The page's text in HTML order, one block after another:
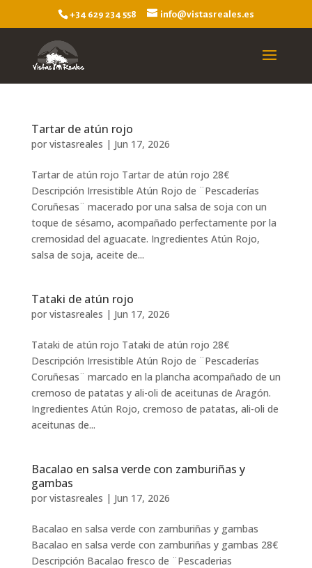
+34 629 234 558 info@vistasreales.es
Tartar de atún rojo
por vistasreales | Jun 17, 2026
Tartar de atún rojo Tartar de atún rojo 28€
Descripción Irresistible Atún Rojo de ¨Pescaderías
Coruñesas¨ macerado por una salsa de soja con un
toque de sésamo, acompañado perfectamente por la
cremosidad del aguacate. Ingredientes Atún Rojo,
salsa de soja, aceite de...
Tataki de atún rojo
por vistasreales | Jun 17, 2026
Tataki de atún rojo Tataki de atún rojo 28€
Descripción Irresistible Atún Rojo de ¨Pescaderías
Coruñesas¨ marcado en la plancha acompañado de un
cremoso de patatas y ali-oli de aceitunas de Aragón.
Ingredientes Atún Rojo, cremoso de patatas, ali-oli de
aceitunas de...
Bacalao en salsa verde con zamburiñas y
gambas
por vistasreales | Jun 17, 2026
Bacalao en salsa verde con zamburiñas y gambas
Bacalao en salsa verde con zamburiñas y gambas 28€
Descripción Bacalao fresco de ¨Pescaderias